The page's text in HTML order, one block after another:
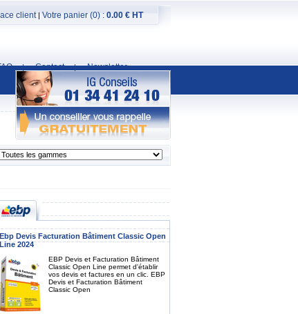
| Contact | Newsletter
client| Votre panier (0) : 0.00 € HT
Ebp Devis Facturation Bâtiment Classic Open
Line 2024
EBP Devis et Facturation Bâtiment
Classic Open Line permet d'établir
vos devis et factures en un clic. EBP
Devis et Facturation Bâtiment
Classic Open